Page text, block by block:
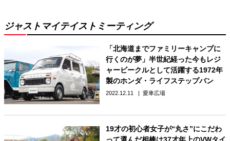
ジャストマイテイストミーティング
「北海道までファミリーキャンプに
行くのが夢」半世紀経った今もレジ
ャービークルとして活躍する1972年
製のホンダ・ライフステップバン
2022.12.11 愛車広場
19才の初心者女子が“丸さ”にこだわ